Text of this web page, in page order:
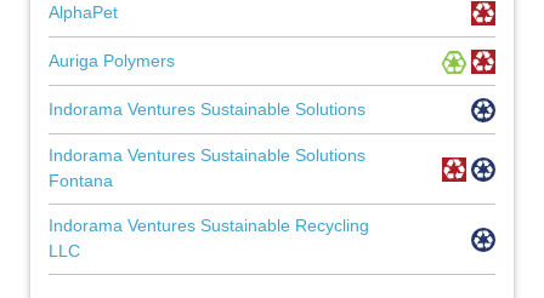
AlphaPet
Auriga Polymers
Indorama Ventures Sustainable Solutions
Indorama Ventures Sustainable Solutions
Fontana
Indorama Ventures Sustainable Recycling
LLC